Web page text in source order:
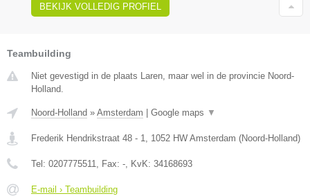
BEKIJK VOLLEDIG PROFIEL
Teambuilding
Niet gevestigd in de plaats Laren, maar wel in de provincie Noord-
Holland.
Noord-Holland » Amsterdam Google maps ▼
Frederik Hendrikstraat 48 - 1 1052 HW Amsterdam (Noord-Holland)
Tel: 0207775511 , Fax: - , KvK: 34168693
E-mail › Teambuilding